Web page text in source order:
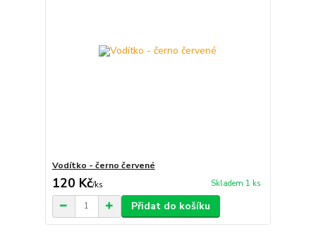
Vodítko - černo červené
120 Kč/ks Skladem 1 ks
Přidat do košíku